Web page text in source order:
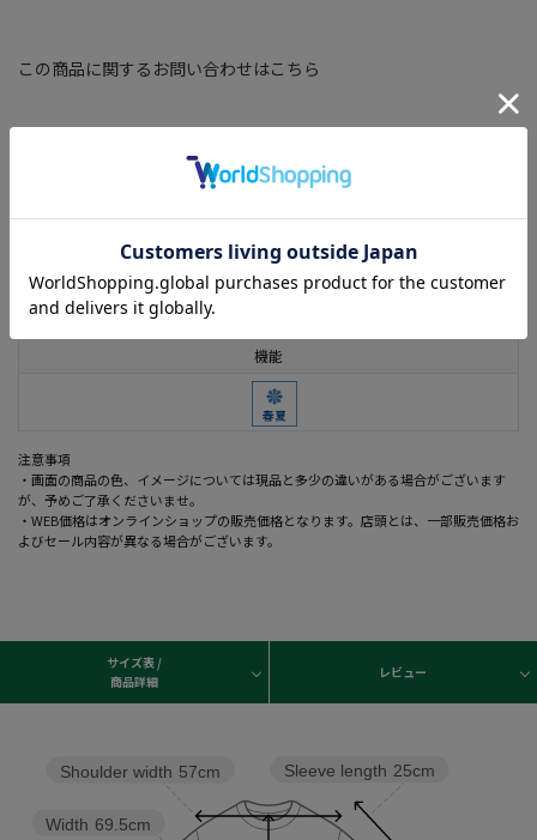
綿100%
機能
着用シーズン
機能
注意事項
・画面の商品の色、イメージについては現品と多少の違いがある場合がございます
が、予めご了承くださいませ。
・WEB価格はオンラインショップの販売価格となります。店頭とは、一部販売価格お
よびセール内容が異なる場合がございます。
この商品に関するお問い合わせはこちら
サイズ表 /
商品詳細
レビュー
Sleeve length 25cm
Width 69.5cm
Shoulder width 57cm